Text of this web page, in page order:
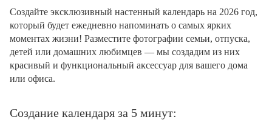
Создайте эксклюзивный настенный календарь на 2026 год,
который будет ежедневно напоминать о самых ярких
моментах жизни! Разместите фотографии семьи, отпуска,
детей или домашних любимцев — мы создадим из них
красивый и функциональный аксессуар для вашего дома
или офиса.
Создание календаря за 5 минут: